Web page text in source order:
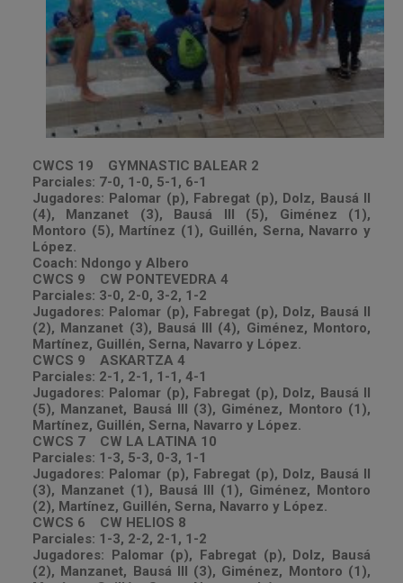
CWCS 19 GYMNASTIC BALEAR 2
Parciales: 7-0, 1-0, 5-1, 6-1
Jugadores: Palomar (p), Fabregat (p), Dolz, Bausá II
(4), Manzanet (3), Bausá III (5), Giménez (1),
Montoro (5), Martínez (1), Guillén, Serna, Navarro y
López.
Coach: Ndongo y Albero
CWCS 9 CW PONTEVEDRA 4
Parciales: 3-0, 2-0, 3-2, 1-2
Jugadores: Palomar (p), Fabregat (p), Dolz, Bausá II
(2), Manzanet (3), Bausá III (4), Giménez, Montoro,
Martínez, Guillén, Serna, Navarro y López.
CWCS 9 ASKARTZA 4
Parciales: 2-1, 2-1, 1-1, 4-1
Jugadores: Palomar (p), Fabregat (p), Dolz, Bausá II
(5), Manzanet, Bausá III (3), Giménez, Montoro (1),
Martínez, Guillén, Serna, Navarro y López.
CWCS 7 CW LA LATINA 10
Parciales: 1-3, 5-3, 0-3, 1-1
Jugadores: Palomar (p), Fabregat (p), Dolz, Bausá II
(3), Manzanet (1), Bausá III (1), Giménez, Montoro
(2), Martínez, Guillén, Serna, Navarro y López.
CWCS 6 CW HELIOS 8
Parciales: 1-3, 2-2, 2-1, 1-2
Jugadores: Palomar (p), Fabregat (p), Dolz, Bausá
(2), Manzanet, Bausá III (3), Giménez, Montoro (1),